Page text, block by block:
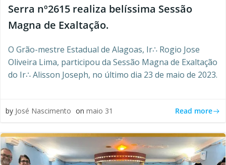
Serra nº2615 realiza belíssima Sessão
Magna de Exaltação.
O Grão-mestre Estadual de Alagoas, Ir∴ Rogio Jose
Oliveira Lima, participou da Sessão Magna de Exaltação
do Ir∴ Alisson Joseph, no último dia 23 de maio de 2023.
by José Nascimento on maio 31 Read more